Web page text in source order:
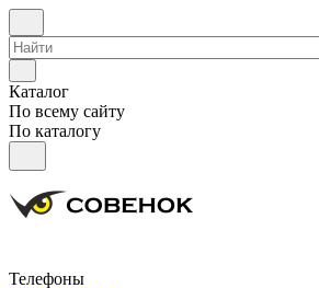
Каталог
По всему сайту
По каталогу
Телефоны